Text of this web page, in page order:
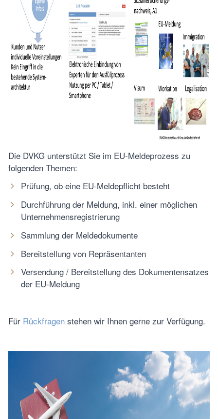
Die DVKG unterstützt Sie im EU-Meldeprozess zu
folgenden Themen:
Prüfung, ob eine EU-Meldepflicht besteht
Durchführung der Meldung, inkl. einer möglichen
Unternehmensregistrierung
Sammlung der Meldedokumente
Bereitstellung von Repräsentanten
Versendung / Bereitstellung des Dokumentensatzes
der EU-Meldung
Für Rückfragen stehen wir Ihnen gerne zur Verfügung.